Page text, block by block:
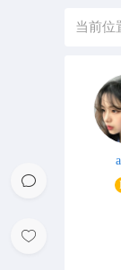
当前位